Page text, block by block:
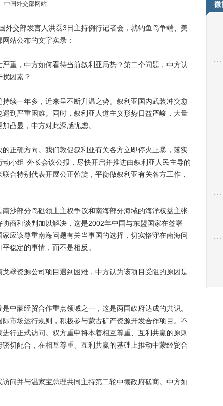
中国外交部网站
交部发言人洪磊3日主持例行记者会，就钓鱼岛争端、美
站公布的文字实录：
，中方如何看待当前叙利亚局势？第二个问题，中方认
因素？
一年多，近来呈不断升温之势。叙利亚国内武装冲突愈
到严重困难。同时，叙利亚人道主义形势日益严峻，大量
凸显，中方对此深感忧虑。
确方向。我们敦促叙利亚有关各方立即停火止暴，落实
小组”外长会议公报，尽快开启并推进由叙利亚人民主导的
合特别代表开展公正斡旋，平衡做叙利亚有关各方工作，
部分岛礁领土主权争议和南海部分海域的海洋权益主张
商和谈判加以解决，这是2002年中国与东盟国家在签署
应该尊重南海问题有关当事国的选择，切实恪守在南海问
稳定的事情，而不是相反。
资源公司项目遇到困难，中方认为该项目受阻的原因是
蒙经贸合作重点领域之一，这是两国政府达成的共识。
市场运行规则，积极参与蒙古矿产资源开发合作项目。不
行正式访问。双方重申将本着相互尊重、互利共赢的原则
切配合，在相互尊重、互利共赢的基础上推动中蒙经贸合
并与温家宝总理共同主持第二轮中德政府磋商。中方如
微